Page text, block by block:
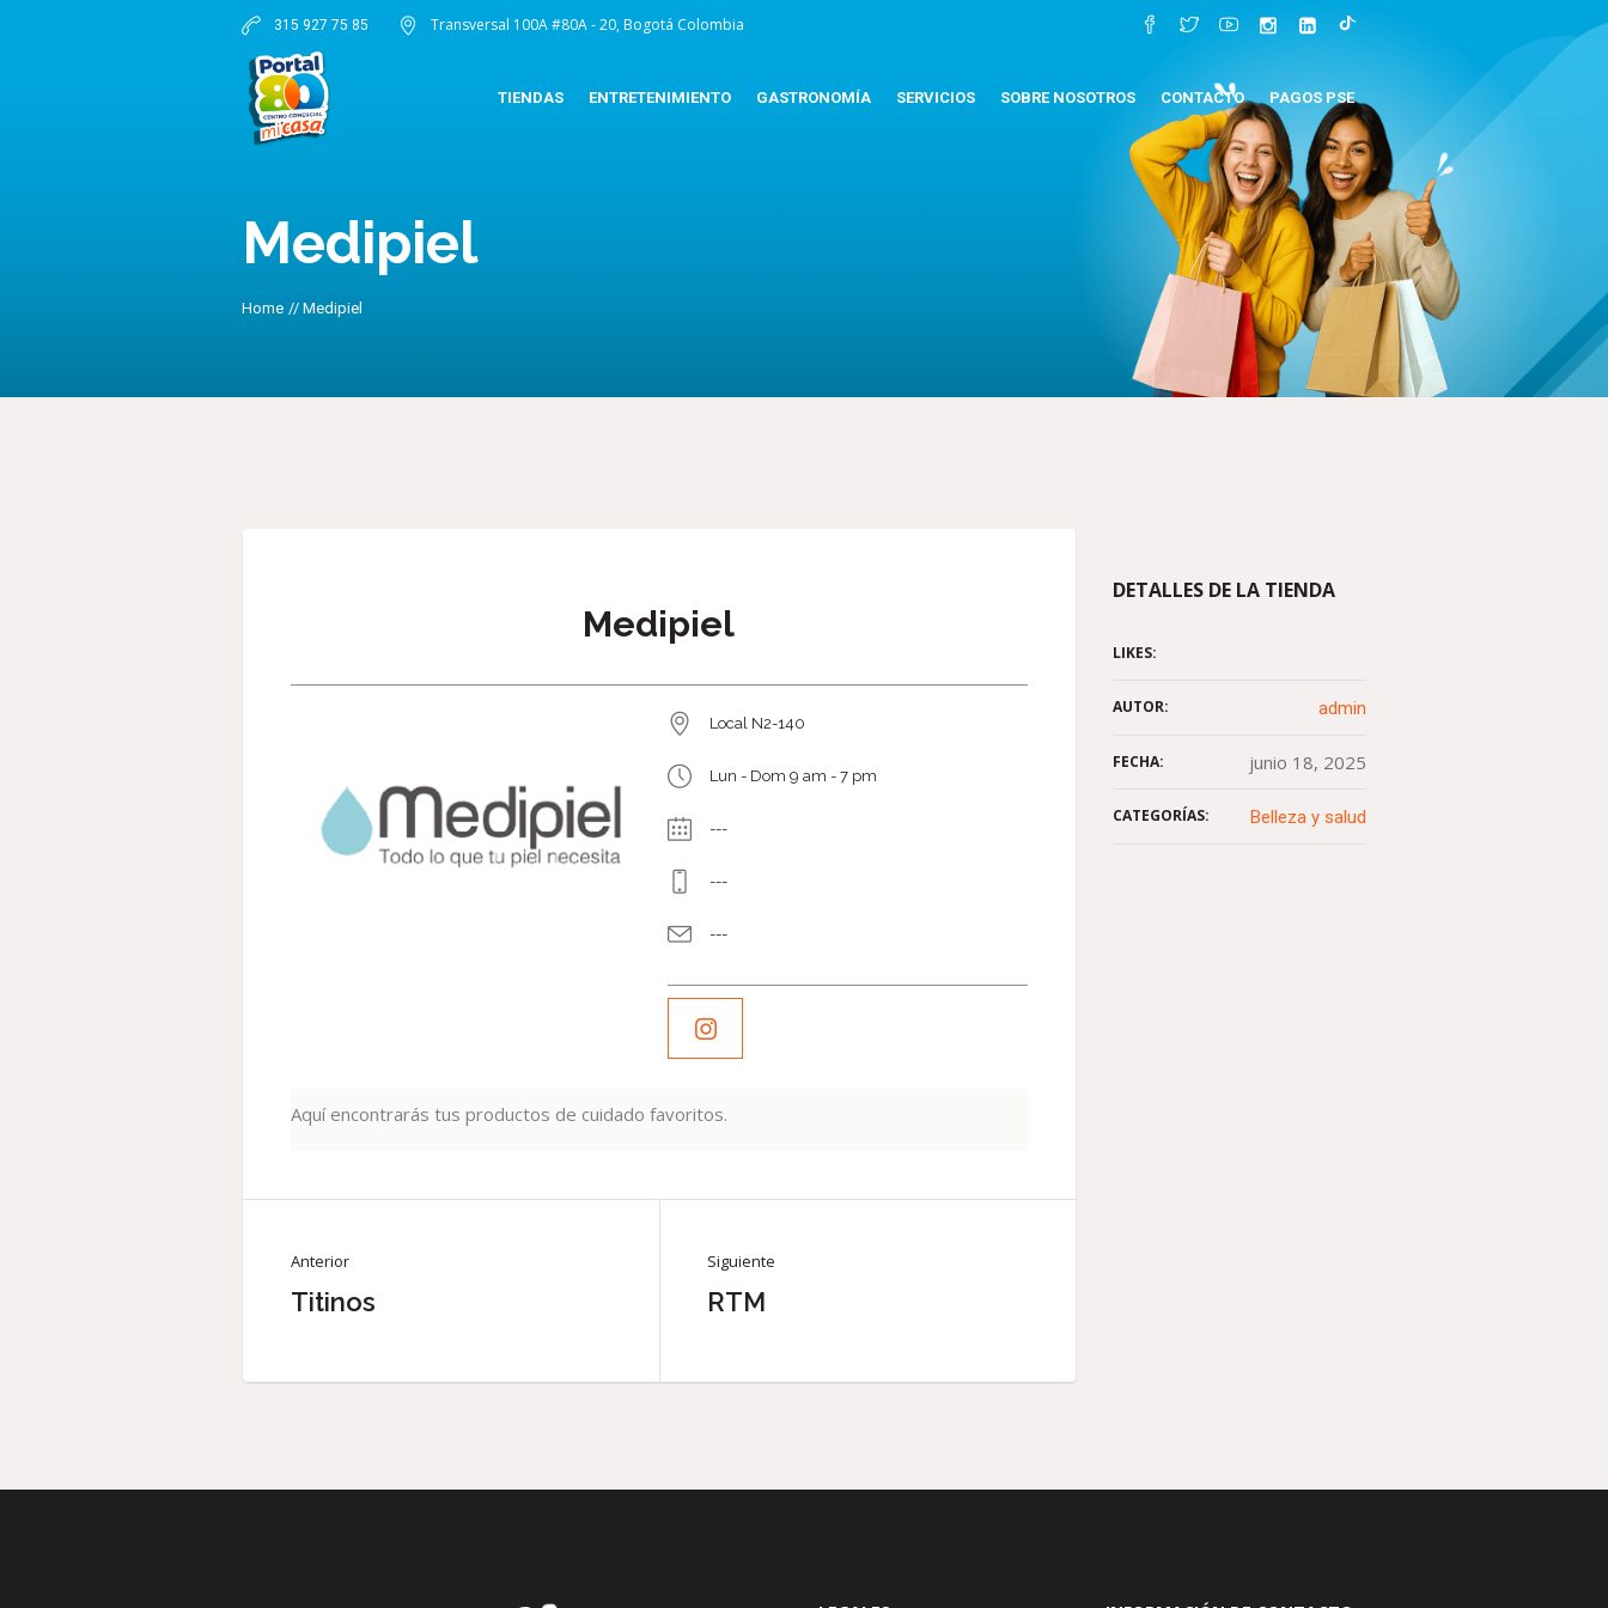
315 927 75 85 Transversal 100A #80A - 20, Bogotá Colombia
TIENDAS ENTRETENIMIENTO GASTRONOMÍA SERVICIOS SOBRE NOSOTROS CONTACTO PAGOS PSE
Medipiel
Home // Medipiel
Medipiel
Local N2-140
Lun - Dom 9 am - 7 pm
---
---
---
Aquí encontrarás tus productos de cuidado favoritos.
Anterior
Titinos
Siguiente
RTM
DETALLES DE LA TIENDA
LIKES:
AUTOR: admin
FECHA: junio 18, 2025
CATEGORÍAS: Belleza y salud